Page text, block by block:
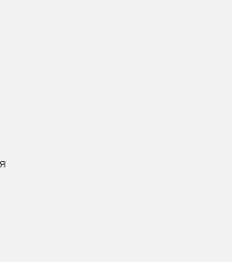
опции Standard, а также
служб (до 2500). Работа с
уровне предприятия,
опции Enterprise, а также